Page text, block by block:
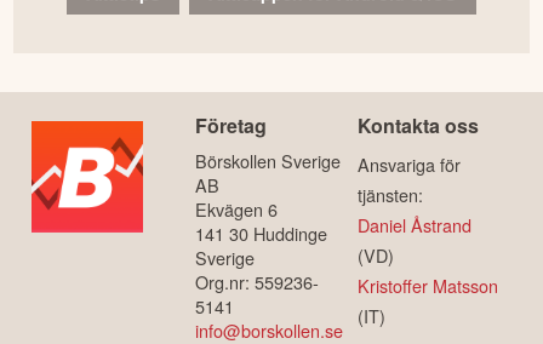
Företag
Börskollen Sverige
AB
Ekvägen 6
141 30 Huddinge
Sverige
Org.nr: 559236-
5141
info@borskollen.se
Kontakta oss
Ansvariga för
tjänsten:
Daniel Åstrand
(VD)
Kristoffer Matsson
(IT)